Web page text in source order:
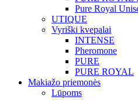
Pure Royal
UTIQUE
Vyriški kvepalai
INTENSE
Pheromone
PURE
PURE ROYAL
Makiažo priemonės
Lūpoms